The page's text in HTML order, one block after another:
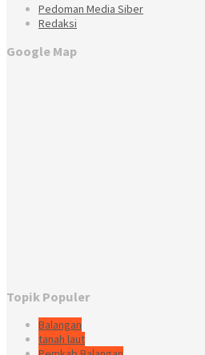
Pedoman Media Siber
Redaksi
Google Map
Topik Populer
Balangan
tanah laut